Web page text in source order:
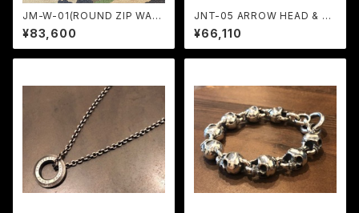
JM-W-01(ROUND ZIP WAL
LET) / JANGO
¥83,600
JNT-05 ARROW HEAD & JA
C-45-50 (50cm) ALL BLAC
K CUSTOM / JANGO
¥66,110